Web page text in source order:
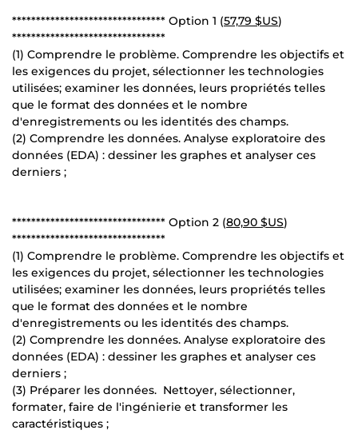
******************************** Option 1 (57,79 $US)
********************************
(1) Comprendre le problème. Comprendre les objectifs et
les exigences du projet, sélectionner les technologies
utilisées; examiner les données, leurs propriétés telles
que le format des données et le nombre
d'enregistrements ou les identités des champs.
(2) Comprendre les données. Analyse exploratoire des
données (EDA) : dessiner les graphes et analyser ces
derniers ;
******************************** Option 2 (80,90 $US)
********************************
(1) Comprendre le problème. Comprendre les objectifs et
les exigences du projet, sélectionner les technologies
utilisées; examiner les données, leurs propriétés telles
que le format des données et le nombre
d'enregistrements ou les identités des champs.
(2) Comprendre les données. Analyse exploratoire des
données (EDA) : dessiner les graphes et analyser ces
derniers ;
(3) Préparer les données. Nettoyer, sélectionner,
formater, faire de l'ingénierie et transformer les
caractéristiques ;